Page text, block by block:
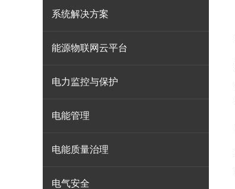
系统解决方案
能源物联网云平台
电力监控与保护
电能管理
电能质量治理
电气安全